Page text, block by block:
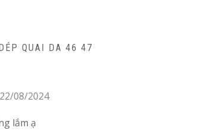
DÉP QUAI DA 46 47
22/08/2024
lắm ạ